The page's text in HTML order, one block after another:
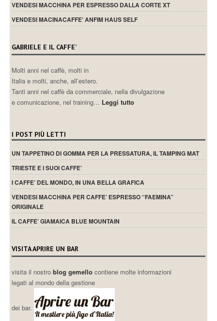
VENDESI MACCHINA PER ESPRESSO DALLA CORTE XT
VENDESI MACINACAFFE’ ANFIM HAUS SELF
GABRIELE E IL CAFFE’
Molti anni nel caffè, molti in
Italia e molti, anche, all’estero.
Tanti anni nel caffè da commerciale, nella divulgazione
e comunicazione, nel training… Leggi tutto
I POST PIÙ LETTI
UN TAPPETINO DI GOMMA PER LA PRESSATURA, IL TAMPING MAT
TRIESTE E I SUOI CAFFE’
I CAFFE’ DEL MONDO, IN UNA BELLA GRAFICA
VENDESI MACCHINA PER CAFFE’ ESPRESSO “FAEMINA”
ORIGINALE
IL CAFFE’ GIAMAICA BLUE MOUNTAIN
VISITA APRIRE UN BAR
visita il nostroblog gemellocontiene molte informazioni
legati al mondo della gestione
dei bar.